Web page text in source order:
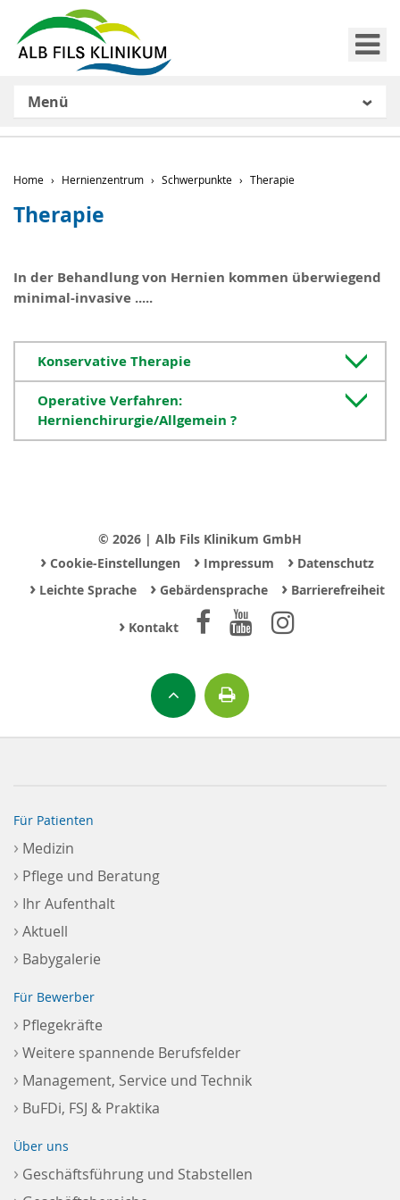
Menü
Home Hernienzentrum Schwerpunkte Therapie
Therapie
In der Behandlung von Hernien kommen überwiegend
minimal-invasive .....
Konservative Therapie
Operative Verfahren:
Hernienchirurgie/Allgemein ?
© 2026 | Alb Fils Klinikum GmbH
›Cookie-Einstellungen ›Impressum ›Datenschutz
›Leichte Sprache ›Gebärdensprache ›Barrierefreiheit
› Kontakt
Für Patienten
› Medizin
› Pflege und Beratung
› Ihr Aufenthalt
› Aktuell
› Babygalerie
Für Bewerber
› Pflegekräfte
› Weitere spannende Berufsfelder
› Management, Service und Technik
› BuFDi, FSJ & Praktika
Über uns
› Geschäftsführung und Stabstellen